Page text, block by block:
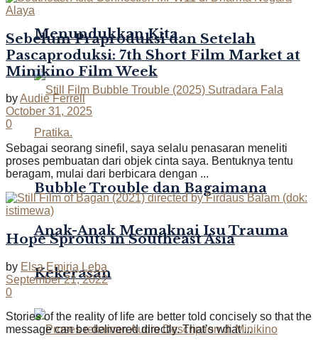
Menundukkan Kita
Bubble Trouble dan Bagaimana
Anak-Anak Memaknai Isu Trauma
Kekerasan
Sebelum Praproduksi dan Setelah
Pascaproduksi: 7th Short Film Market at
Minikino Film Week
byAudie Ferrell
October 31, 2025
0
Sebagai seorang sinefil, saya selalu penasaran meneliti
proses pembuatan dari objek cinta saya. Bentuknya tentu
beragam, mulai dari berbicara dengan ...
Hope Sprouts in Southeast Asia
by Elsa Emiria Leba
September 21, 2022
0
Stories of the reality of life are better told concisely so that the
message can be delivered directly. That’s what ...